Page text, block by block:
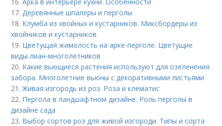
17. Деревянные шпалеры и перголы
18. Клумба из хвойных и кустарников. Миксбордеры из
хвойников и кустарников
19. Цветущая жимолость на арке-перголе. Цветущие
виды лиан-многолетников
20. Какие вьющиеся растения используют для озеленения
забора. Многолетние вьюны с декоративными листьями
21.Живая изгородь из роз. Роза и клематис
22. Пергола в ландшафтном дизайне. Роль перголы в
дизайне сада
23. Выбор сортов роз для живой изгороди. Типы и сорта